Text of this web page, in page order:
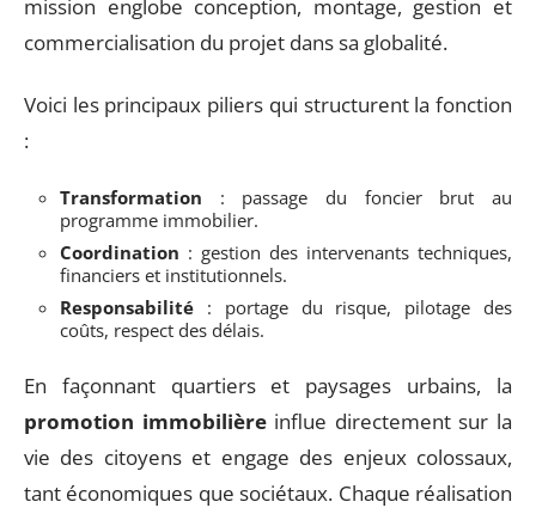
mission englobe conception, montage, gestion et
commercialisation du projet dans sa globalité.
Voici les principaux piliers qui structurent la fonction
:
Transformation : passage du foncier brut au
programme immobilier.
Coordination : gestion des intervenants techniques,
financiers et institutionnels.
Responsabilité : portage du risque, pilotage des
coûts, respect des délais.
En façonnant quartiers et paysages urbains, la
promotion immobilièreinflue directement sur la
vie des citoyens et engage des enjeux colossaux,
tant économiques que sociétaux. Chaque réalisation